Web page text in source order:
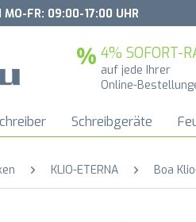
FR: 09:00-17:00 UHR
4% SOFORT-
auf jede Ihrer
Online-
Schreibgeräte
KLIO-ETERNA Boa